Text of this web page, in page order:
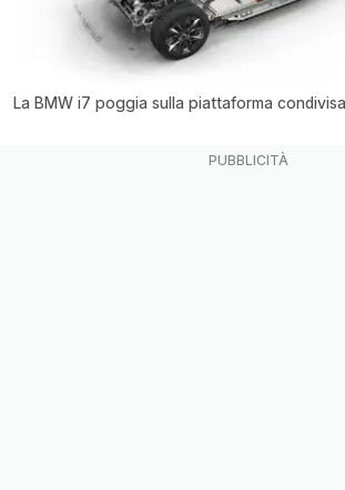
La BMW i7 poggia sulla piattaforma